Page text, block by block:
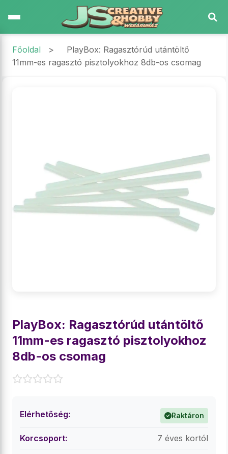
Főoldal >
PlayBox: Ragasztórúd utántöltő
11mm-es ragasztó pisztolyokhoz 8db-os csomag
PlayBox: Ragasztórúd utántöltő
11mm-es ragasztó pisztolyokhoz
8db-os csomag
Elérhetőség: Raktáron
Korcsoport: 7 éves kortól